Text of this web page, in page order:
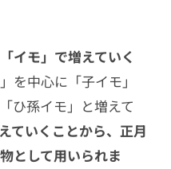
イモ」で増えていく
を中心に「子イモ」
ひ孫イモ」と増えて
ていくことから、正月
として用いられま